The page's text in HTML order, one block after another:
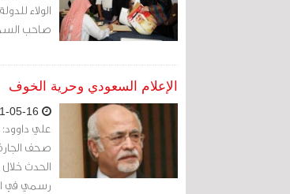
الولاء
صاحب
الإعلام السعودي وحرية الخوف
علي داوود:
صحف
الحدث
رسمي في